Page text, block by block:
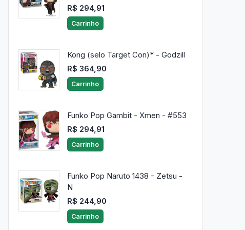
R$ 294,91
Carrinho
Kong (selo Target Con)* - Godzill
R$ 364,90
Carrinho
Funko Pop Gambit - Xmen - #553
R$ 294,91
Carrinho
Funko Pop Naruto 1438 - Zetsu -
N
R$ 244,90
Carrinho